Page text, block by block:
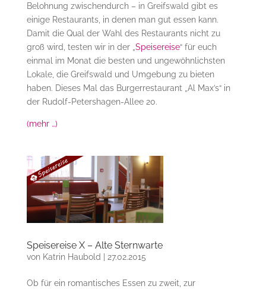
Belohnung zwischendurch – in Greifswald gibt es
einige Restaurants, in denen man gut essen kann.
Damit die Qual der Wahl des Restaurants nicht zu
groß wird, testen wir in der „ Speisereise“ für euch
einmal im Monat die besten und ungewöhnlichsten
Lokale, die Greifswald und Umgebung zu bieten
haben. Dieses Mal das Burgerrestaurant „Al Max’s“ in
der Rudolf-Petershagen-Allee 20.
(mehr …)
Speisereise X – Alte Sternwarte
von Katrin Haubold 27.02.2015
Ob für ein romantisches Essen zu zweit, zur